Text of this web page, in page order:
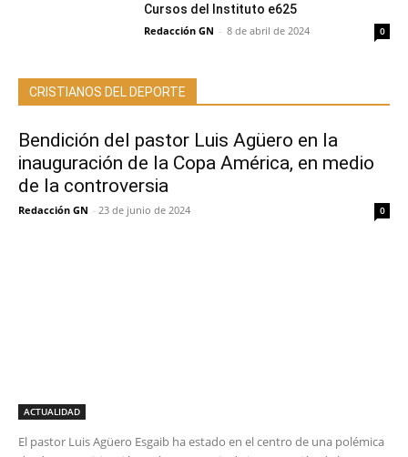
Cursos del Instituto e625
Redacción GN - 8 de abril de 2024 0
CRISTIANOS DEL DEPORTE
Bendición del pastor Luis Agüero en la
inauguración de la Copa América, en medio
de la controversia
Redacción GN - 23 de junio de 2024 0
ACTUALIDAD
El pastor Luis Agüero Esgaib ha estado en el centro de una polémica